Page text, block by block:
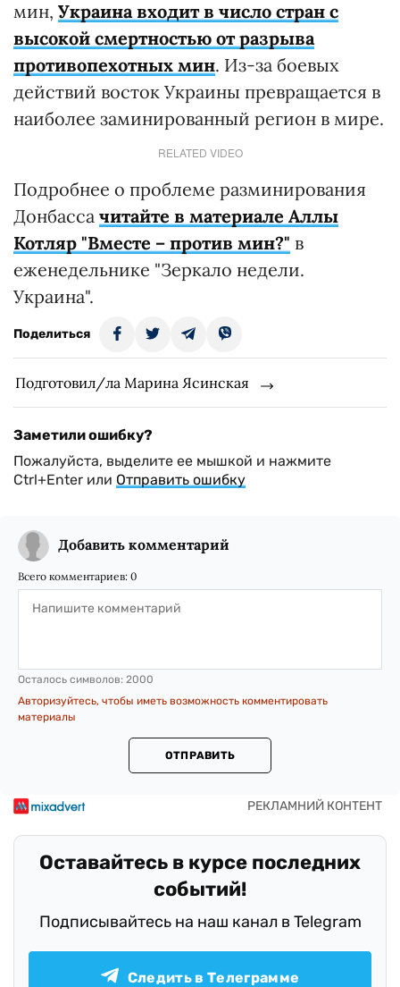
мин, Украина входит в число стран с
высокой смертностью от разрыва
противопехотных мин. Из-за боевых
действий восток Украины превращается в
наиболее заминированный регион в мире.
RELATED VIDEO
Подробнее о проблеме разминирования
Донбасса читайте в материале Аллы
Котляр "Вместе – против мин?" в
еженедельнике "Зеркало недели.
Украина".
Поделиться
Подготовил/ла Марина Ясинская
Заметили ошибку?
Пожалуйста, выделите ее мышкой и нажмите
Ctrl+Enter или Отправить ошибку
Добавить комментарий
Всего комментариев: 0
Осталось символов: 2000
Авторизуйтесь, чтобы иметь возможность комментировать
материалы
ОТПРАВИТЬ
Оставайтесь в курсе последних
событий!
Подписывайтесь на наш канал в Telegram
Следить в Телеграмме